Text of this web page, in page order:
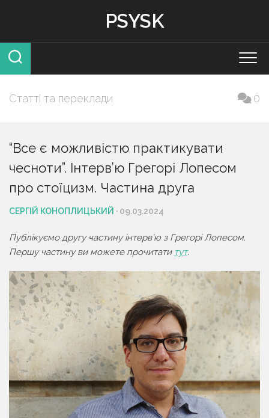
PSYSK
Статті та переклади 0
“Все є можливістю практикувати
чесноти”. Інтерв’ю Грегорі Лопесом
про стоїцизм. Частина друга
СЕРГІЙ КОНОПЛИЦЬКИЙ · 09.03.2024
Публікуємо другу частину інтерв’ю з Грегорі Лопесом.
Першу частину ви можете прочитати тут.